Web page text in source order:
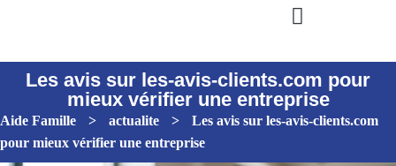
Les avis sur les-avis-clients.com pour
mieux vérifier une entreprise
Aide Famille > actualite >
Les avis sur les-avis-clients.com
pour mieux vérifier une entreprise